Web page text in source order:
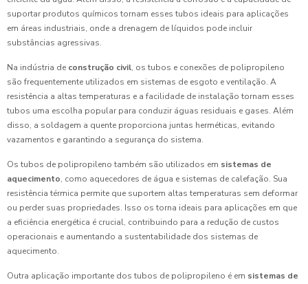
suportar produtos químicos tornam esses tubos ideais para aplicações
em áreas industriais, onde a drenagem de líquidos pode incluir
substâncias agressivas.
Na indústria de construção civil, os tubos e conexões de polipropileno
são frequentemente utilizados em sistemas de esgoto e ventilação. A
resistência a altas temperaturas e a facilidade de instalação tornam esses
tubos uma escolha popular para conduzir águas residuais e gases. Além
disso, a soldagem a quente proporciona juntas herméticas, evitando
vazamentos e garantindo a segurança do sistema.
Os tubos de polipropileno também são utilizados em sistemas de
aquecimento, como aquecedores de água e sistemas de calefação. Sua
resistência térmica permite que suportem altas temperaturas sem deformar
ou perder suas propriedades. Isso os torna ideais para aplicações em que
a eficiência energética é crucial, contribuindo para a redução de custos
operacionais e aumentando a sustentabilidade dos sistemas de
aquecimento.
Outra aplicação importante dos tubos de polipropileno é em sistemas de